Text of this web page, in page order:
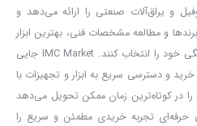
آن نیز فوق‌العاده است. اما این
رو اگر امکان می‌دهید در برخی
به پریز برق وجود نداشته
شارژی کنزاکس را در اولویت
خود قرار دهید. البته باید در نظر داشته باشید که کابل بلند 3 متری این
و یراق‌آلات صنعتی را ارائه می‌دهد و
و مطالعه مشخصات فنی، بهترین ابزار
مناسب برای پروژه‌های صنعتی یا خانگی خود را انتخاب کنند. IMC Market جایی
و دسترسی سریع به ابزار و تجهیزات با
در کوتاه‌ترین زمان ممکن تحویل می‌دهد
حرفه‌ای تجربه خریدی مطمئن و سریع را